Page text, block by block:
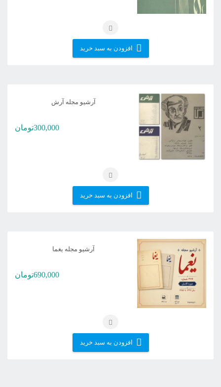
افزودن به سبد خرید
آرشیو مجله آرش
300,000تومان
افزودن به سبد خرید
آرشیو مجله یغما
690,000تومان
افزودن به سبد خرید